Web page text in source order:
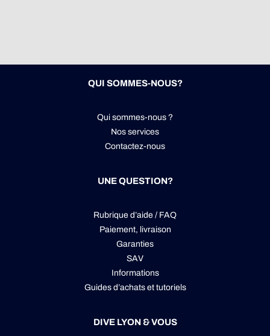
QUI SOMMES-NOUS?
Qui sommes-nous ?
Nos services
Contactez-nous
UNE QUESTION?
Rubrique d’aide / FAQ
Paiement, livraison
Garanties
SAV
Informations
Guides d’achats et tutoriels
DIVE LYON & VOUS